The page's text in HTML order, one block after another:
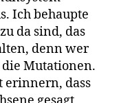
Ich behaupte
da sind, das
denn wer
die Mutationen.
erinnern, dass